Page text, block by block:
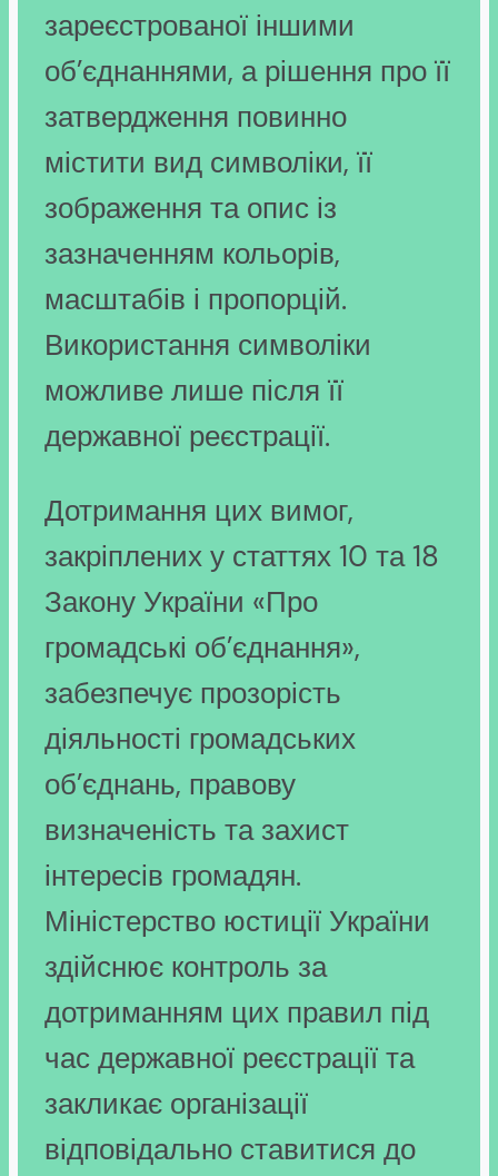
зареєстрованої іншими
об’єднаннями, а рішення про її
затвердження повинно
містити вид символіки, її
зображення та опис із
зазначенням кольорів,
масштабів і пропорцій.
Використання символіки
можливе лише після її
державної реєстрації.
Дотримання цих вимог,
закріплених у статтях 10 та 18
Закону України «Про
громадські об’єднання»,
забезпечує прозорість
діяльності громадських
об’єднань, правову
визначеність та захист
інтересів громадян.
Міністерство юстиції України
здійснює контроль за
дотриманням цих правил під
час державної реєстрації та
закликає організації
відповідально ставитися до